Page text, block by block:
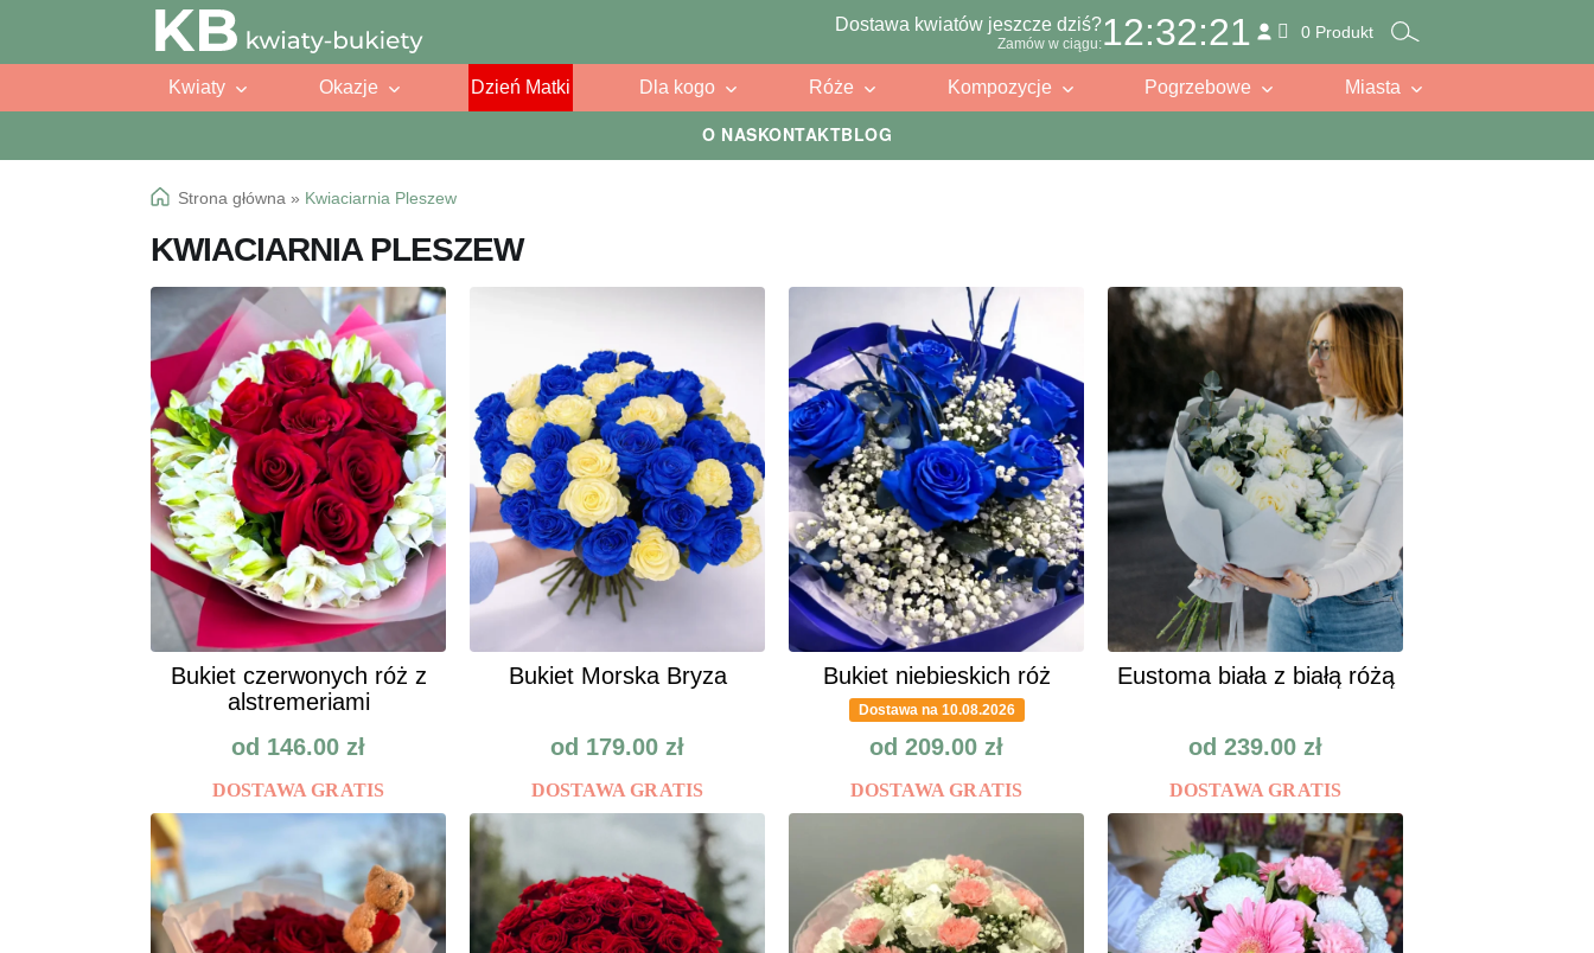
O NASKONTAKTBLOG
Przejdź
do
Przejdź
do
Dostawa kwiatów jeszcze dziś?
Zamów w ciągu:12:32:19 0 Produkt
Kwiaty Okazje Dzień Matki Dla kogo Róże Kompozycje Pogrzebowe Miasta
Strona główna » Kwiaciarnia Pleszew
KWIACIARNIA PLESZEW
Bukiet czerwonych róż z
alstremeriami
od 146.00 zł
DOSTAWA GRATIS
Bukiet Morska Bryza
od 179.00 zł
DOSTAWA GRATIS
Bukiet niebieskich róż
Dostawa na 10.08.2026
od 209.00 zł
DOSTAWA GRATIS
Eustoma biała z białą różą
od 239.00 zł
DOSTAWA GRATIS